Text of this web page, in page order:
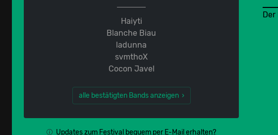
Haiyti
Blanche Biau
ladunna
svmthoX
Cocon Javel
alle bestätigten Bands anzeigen ›
Updates zum Festival bequem per E-Mail erhalten?